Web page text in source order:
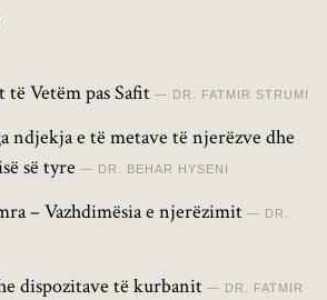
Vetëm pas Safit DR. FATMIR STRUMI
ndjekja e të metave të njerëzve dhe
së tyre
DR. BEHAR HYSENI
– Vazhdimësia e njerëzimit DR.
dispozitave të kurbanit DR. FATMIR